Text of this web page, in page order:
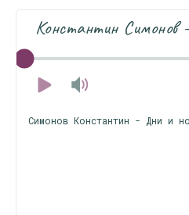
Константин Симонов
Симонов Константин - Дни и